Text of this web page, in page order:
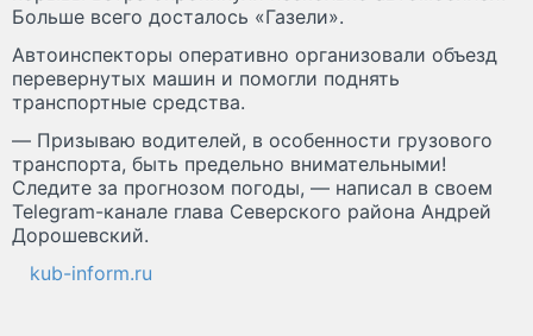
Больше всего досталось «Газели».
Автоинспекторы оперативно организовали объезд
перевернутых машин и помогли поднять
транспортные средства.
― Призываю водителей, в особенности грузового
транспорта, быть предельно внимательными!
Следите за прогнозом погоды, ― написал в своем
Telegram-канале глава Северского района Андрей
Дорошевский.
kub-inform.ru